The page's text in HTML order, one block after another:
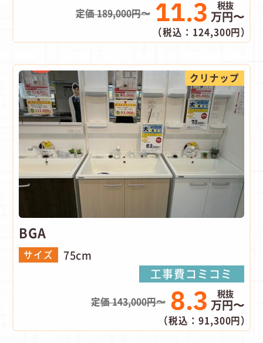
定価 189,000円〜 11.3 万円〜
（税込：124,300円）
クリナップ
BGA
サイズ 75cm
工事費コミコミ
定価 143,000円〜 8.3 万円〜
（税込：91,300円）